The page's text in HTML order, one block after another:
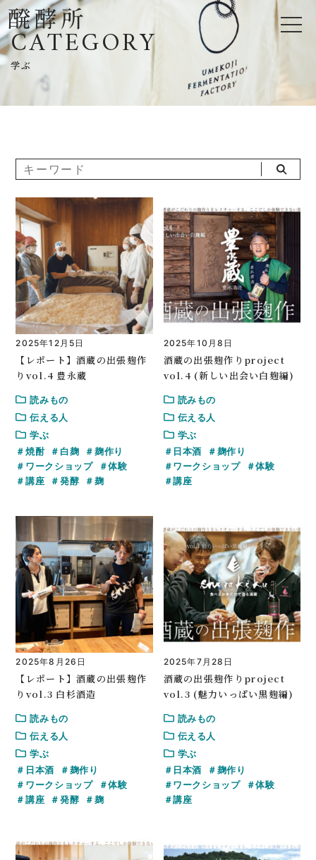
CATEGORY
学ぶ
2025年12月5日
【レポート】酒蔵の出張麹作
りvol.4 豊永蔵
読みもの
伝える人
学ぶ
焼酎
白麹
麹作り
ワークショップ
体験
講座
発酵 麹
2025年10月8日
酒蔵の出張麹作りproject
vol.4 (新しい出会い白麹編)
読みもの
伝える人
学ぶ
日本酒
麹作り
ワークショップ
体験
講座
2025年8月26日
【レポート】酒蔵の出張麹作
りvol.3 白杉酒造
読みもの
伝える人
学ぶ
日本酒
麹作り
ワークショップ
体験
講座
発酵 麹
2025年7月28日
酒蔵の出張麹作りproject
vol.3 (魅力いっぱい黒麹編)
読みもの
伝える人
学ぶ
日本酒
麹作り
ワークショップ
体験
講座